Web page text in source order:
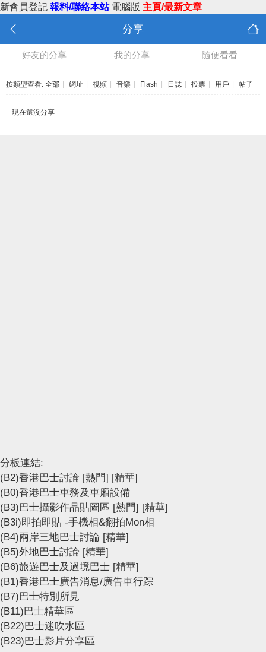
新會員登記 報料/聯絡本站 電腦版 主頁/最新文章
分享
好友的分享 我的分享 隨便看看
按類型查看: 全部 網址 視頻 音樂 Flash 日誌 投票 用戶 帖子
現在還沒分享
分板連結:
(B2)香港巴士討論 [熱門] [精華]
(B0)香港巴士車務及車廂設備
(B3)巴士攝影作品貼圖區 [熱門] [精華]
(B3i)即拍即貼 -手機相&翻拍Mon相
(B4)兩岸三地巴士討論 [精華]
(B5)外地巴士討論 [精華]
(B6)旅遊巴士及過境巴士 [精華]
(B1)香港巴士廣告消息/廣告車行踪
(B7)巴士特別所見
(B11)巴士精華區
(B22)巴士迷吹水區
(B23)巴士影片分享區